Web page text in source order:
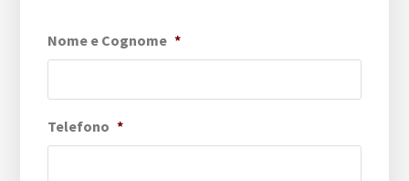
Nome e Cognome *
Telefono *